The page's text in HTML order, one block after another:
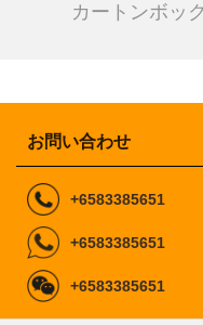
カートンボッ
お問い合わせ
+6583385651
+6583385651
+6583385651